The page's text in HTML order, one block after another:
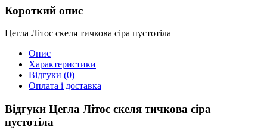
Короткий опис
Цегла Літос скеля тичкова сіра пустотіла
Опис
Характеристики
Відгуки (0)
Оплата і доставка
Відгуки Цегла Літос скеля тичкова сіра
пустотіла